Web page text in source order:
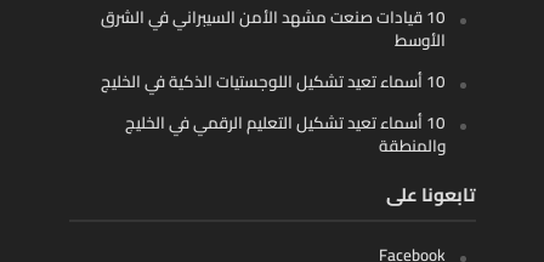
10 قيادات صنعت مشهد الأمن السيبراني في الشرق
الأوسط
10 أسماء تعيد تشكيل اللوجستيات الذكية في الخليج
10 أسماء تعيد تشكيل التعليم الرقمي في الخليج
والمنطقة
تابعونا على
Facebook